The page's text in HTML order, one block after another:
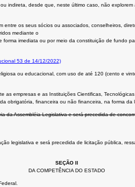
indireta, desde que, neste último caso, não
os seus sócios ou associados, conselheiros,
mediante o
imediata ou por meio da constituição de fundo
53 de 14/12/2022)
ou educacional, com uso de até 120 (cento e
empresas e as Instituições Cientificas,
obrigatória, financeira ou não financeira, na forma da
Assembléia Legislativa e será precedida de
legislativa e será precedida de licitação pública,
SEÇÃO II
DA COMPETÊNCIA DO ESTADO